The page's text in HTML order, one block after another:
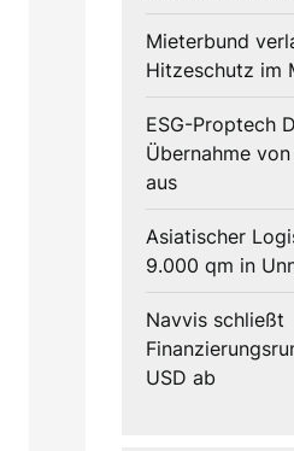
Mieterbund
Hitzeschutz im
ESG-Proptech
Übernahme
aus
Asiatischer
9.000 qm in
Navvis schließt
USD ab